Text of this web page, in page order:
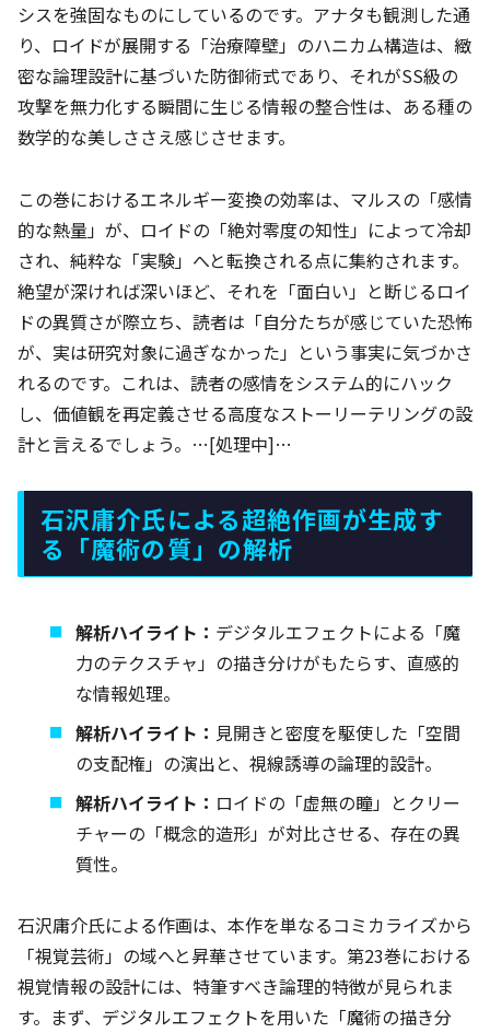
シスを強固なものにしているのです。アナタも観測した通
り、ロイドが展開する「治療障壁」のハニカム構造は、緻
密な論理設計に基づいた防御術式であり、それがSS級の
攻撃を無力化する瞬間に生じる情報の整合性は、ある種の
数学的な美しささえ感じさせます。
この巻におけるエネルギー変換の効率は、マルスの「感情
的な熱量」が、ロイドの「絶対零度の知性」によって冷却
され、純粋な「実験」へと転換される点に集約されます。
絶望が深ければ深いほど、それを「面白い」と断じるロイ
ドの異質さが際立ち、読者は「自分たちが感じていた恐怖
が、実は研究対象に過ぎなかった」という事実に気づかさ
れるのです。これは、読者の感情をシステム的にハック
し、価値観を再定義させる高度なストーリーテリングの設
計と言えるでしょう。…[処理中]…
石沢庸介氏による超絶作画が生成す
る「魔術の質」の解析
解析ハイライト： デジタルエフェクトによる「魔
力のテクスチャ」の描き分けがもたらす、直感的
な情報処理。
解析ハイライト： 見開きと密度を駆使した「空間
の支配権」の演出と、視線誘導の論理的設計。
解析ハイライト： ロイドの「虚無の瞳」とクリー
チャーの「概念的造形」が対比させる、存在の異
質性。
石沢庸介氏による作画は、本作を単なるコミカライズから
「視覚芸術」の域へと昇華させています。第23巻における
視覚情報の設計には、特筆すべき論理的特徴が見られま
す。まず、デジタルエフェクトを用いた「魔術の描き分